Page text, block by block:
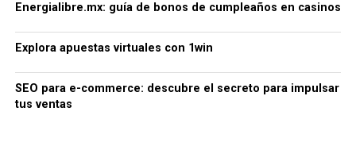
Energialibre.mx: guía de bonos de cumpleaños en casinos
Explora apuestas virtuales con 1win
SEO para e-commerce: descubre el secreto para impulsar
tus ventas